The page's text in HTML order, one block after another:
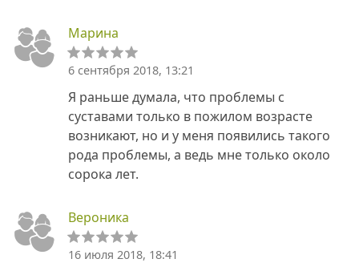
Марина
6 сентября 2018, 13:21
Я раньше думала, что проблемы с
суставами только в пожилом возрасте
возникают, но и у меня появились такого
рода проблемы, а ведь мне только около
сорока лет.
Вероника
16 июля 2018, 18:41